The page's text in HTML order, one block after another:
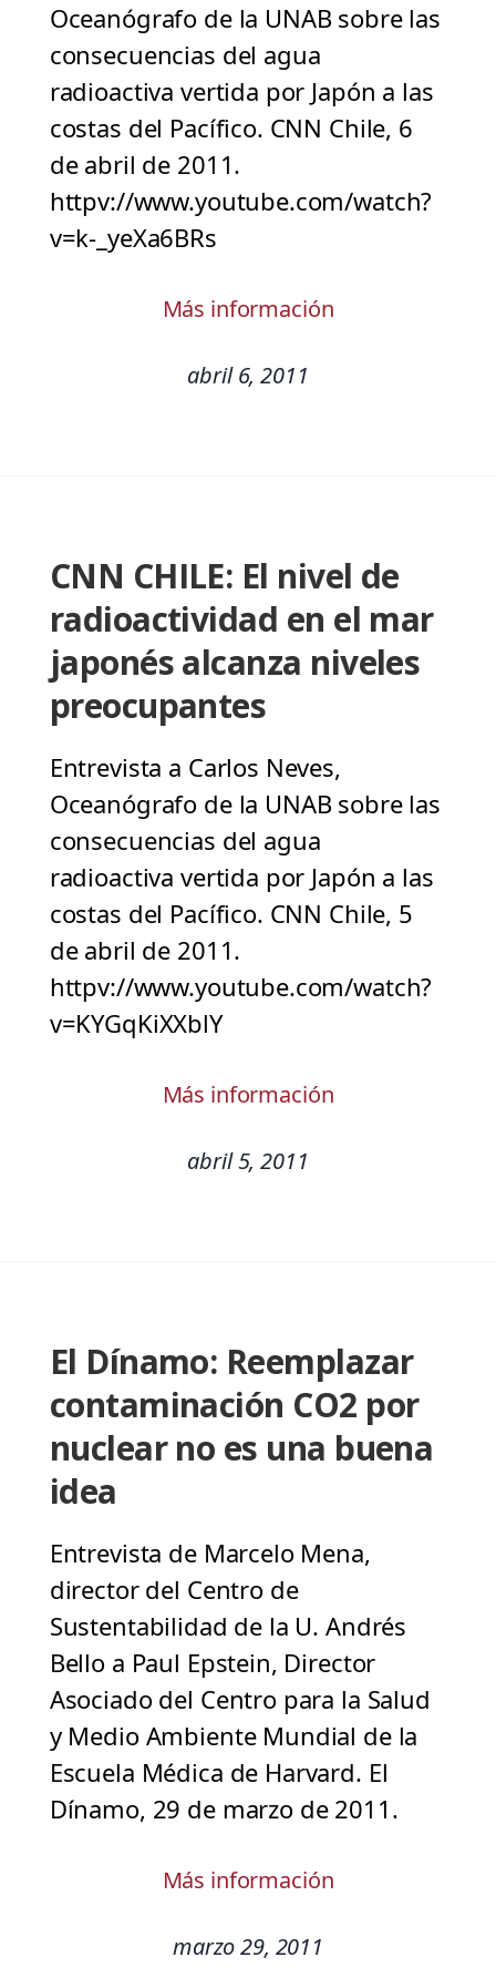
Oceanógrafo de la UNAB sobre las
consecuencias del agua
radioactiva vertida por Japón a las
costas del Pacífico. CNN Chile, 6
de abril de 2011.
httpv://www.youtube.com/watch?
v=k-_yeXa6BRs
Más información
abril 6, 2011
CNN CHILE: El nivel de
radioactividad en el mar
japonés alcanza niveles
preocupantes
Entrevista a Carlos Neves,
Oceanógrafo de la UNAB sobre las
consecuencias del agua
radioactiva vertida por Japón a las
costas del Pacífico. CNN Chile, 5
de abril de 2011.
httpv://www.youtube.com/watch?
v=KYGqKiXXblY
Más información
abril 5, 2011
El Dínamo: Reemplazar
contaminación CO2 por
nuclear no es una buena
idea
Entrevista de Marcelo Mena,
director del Centro de
Sustentabilidad de la U. Andrés
Bello a Paul Epstein, Director
Asociado del Centro para la Salud
y Medio Ambiente Mundial de la
Escuela Médica de Harvard. El
Dínamo, 29 de marzo de 2011.
Más información
marzo 29, 2011